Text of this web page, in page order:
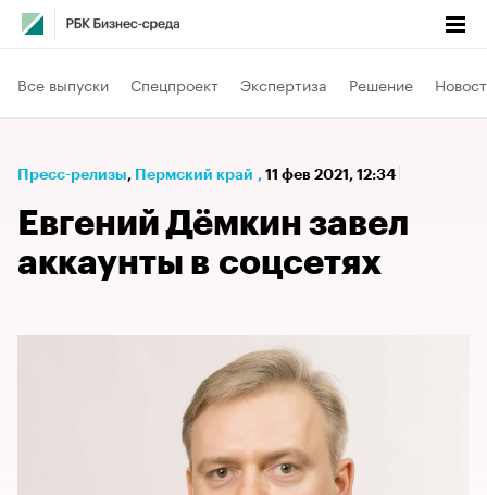
Все выпуски Спецпроект Экспертиза Решение
Пресс-релизы⁠, Пермский край , 11 фев 2021, 12:34
Евгений Дёмкин завел
аккаунты в соцсетях